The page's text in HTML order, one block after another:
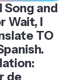
Song and
Wait, I
TO
de